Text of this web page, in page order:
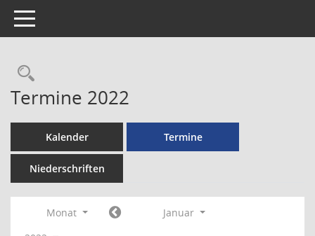
Toggle navigation
Rechercheauswahl
Termine 2022
Kalender Termine
Niederschriften
Monat
Januar